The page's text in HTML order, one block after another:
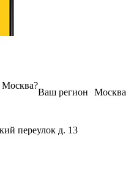
Москва
Ваш регион
Москва?
переулок д. 13